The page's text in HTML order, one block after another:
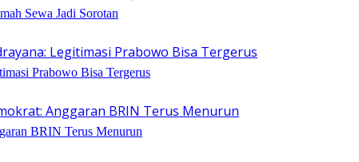
Sewa Jadi Sorotan
Prabowo Bisa Tergerus
BRIN Terus Menurun